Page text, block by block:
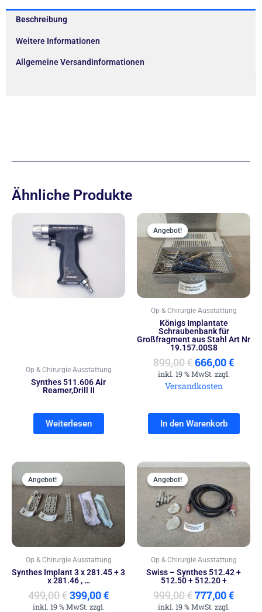
Beschreibung
Weitere Informationen
Allgemeine Versandinformationen
Ähnliche Produkte
Op & Chirurgie Ausstattung
Synthes 511.606 Air
Reamer,Drill II
Weiterlesen
Angebot!
Angebot!
Op & Chirurgie Ausstattung
Königs Implantate
Schraubenbank für
Großfragment aus Stahl Art Nr
19.157.00S8
899,00€
Preis
war:
899,00 €
666,00€
Preis
inkl. 19 % MwSt. zzgl.
Versandkosten
In den Warenkorb
Angebot!
Angebot!
Op & Chirurgie Ausstattung
Synthes Implant 3 x 281.45 + 3
x 281.46 , …
499,00€
Ursprünglicher
war:
499,00 €
399,00€
Aktueller
399,00 €.
inkl. 19 % MwSt. zzgl.
Angebot!
Angebot!
Op & Chirurgie Ausstattung
Swiss – Synthes 512.42 +
512.50 + 512.20 +
999,00€
Preis
war:
999,00 €
777,00€
ist:
inkl. 19 % MwSt. zzgl.